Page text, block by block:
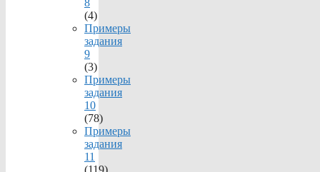
8
(4)
Примеры
задания
9
(3)
Примеры
задания
10
(78)
Примеры
задания
11